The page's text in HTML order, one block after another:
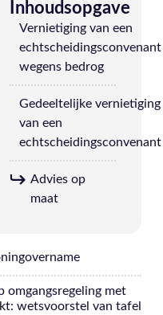
Inhoudsopgave
Vernietiging van een
echtscheidingsconvenant
wegens bedrog
Gedeeltelijke vernietiging
van een
echtscheidingsconvenant
Advies op
maat
omgangsregeling met
wetsvoorstel van tafel